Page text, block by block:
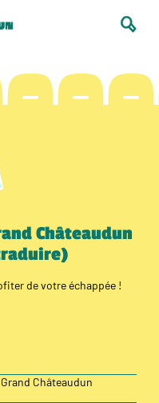
Châteaudun
de votre échappée !
Châteaudun